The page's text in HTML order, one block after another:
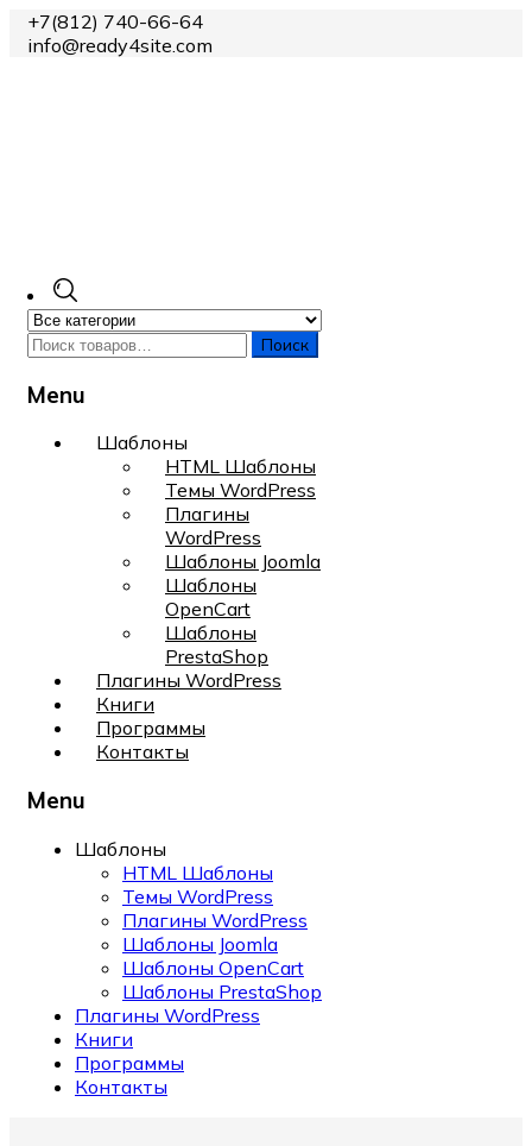
+7(812) 740-66-64
info@ready4site.com
Поиск
Menu
Skip
Шаблоны
HTML Шаблоны
Темы WordPress
Плагины
WordPress
Шаблоны Joomla
Шаблоны
OpenCart
Шаблоны
PrestaShop
Плагины WordPress
Книги
Программы
Контакты
Menu
Шаблоны
HTML Шаблоны
Темы WordPress
Плагины WordPress
Шаблоны Joomla
Шаблоны OpenCart
Шаблоны PrestaShop
Плагины WordPress
Книги
Программы
Контакты